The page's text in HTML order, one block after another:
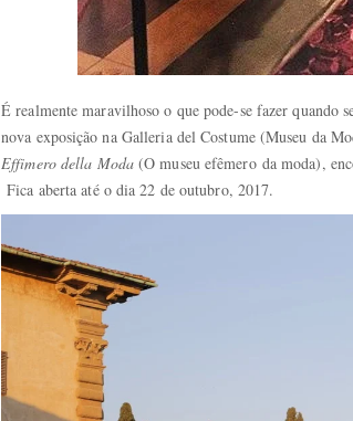
É realmente maravilhoso o que pode-se fazer
nova exposição na Galleria del Costume (Museu da
Effimero della Moda(O museu efêmero da moda),
Fica aberta até o dia 22 de outubro, 2017.